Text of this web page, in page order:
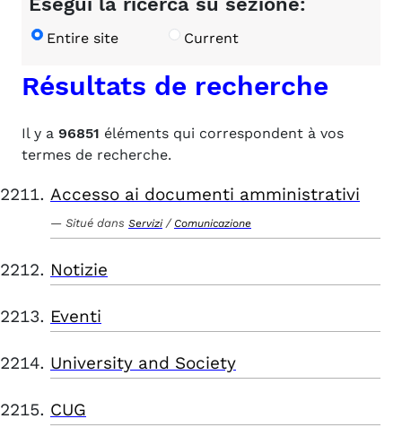
Entire site Current
Résultats de recherche
Il y a 96851 éléments qui correspondent à vos
termes de recherche.
Accesso ai documenti amministrativi
Situé dans Servizi / Comunicazione
Notizie
Eventi
University and Society
CUG